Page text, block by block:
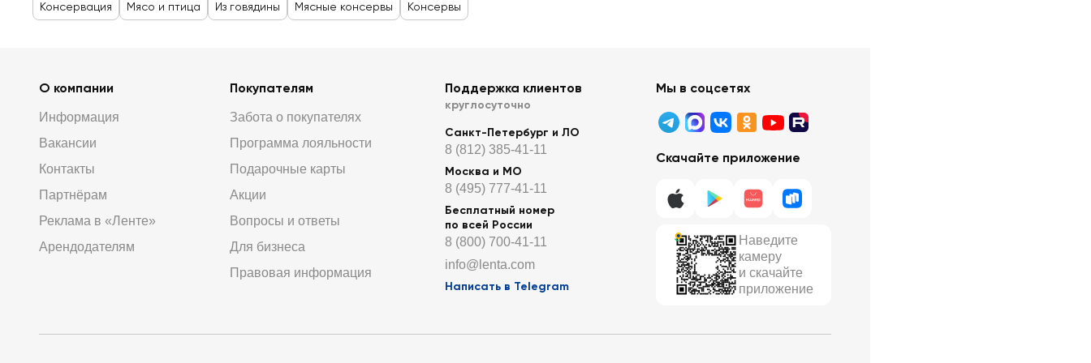
Консервация Мясо и птица Из говядины Мясные консервы Консервы
О компании
Информация
Вакансии
Контакты
Партнёрам
Реклама в «Ленте»
Арендодателям
Покупателям
Забота о покупателях
Программа лояльности
Подарочные карты
Акции
Вопросы и ответы
Для бизнеса
Правовая информация
Поддержка клиентов
круглосуточно
Санкт-Петербург и ЛО
8 (812) 385-41-11
Москва и МО
8 (495) 777-41-11
Бесплатный номер
по всей России
8 (800) 700-41-11
info@lenta.com
Написать в Telegram
Мы в соцсетях
Скачайте приложение
Наведите
камеру
и скачайте
приложение